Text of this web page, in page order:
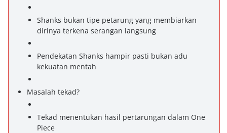
Shanks bukan tipe petarung yang membiarkan
dirinya terkena serangan langsung
Pendekatan Shanks hampir pasti bukan adu
kekuatan mentah
Masalah tekad?
Tekad menentukan hasil pertarungan dalam One
Piece